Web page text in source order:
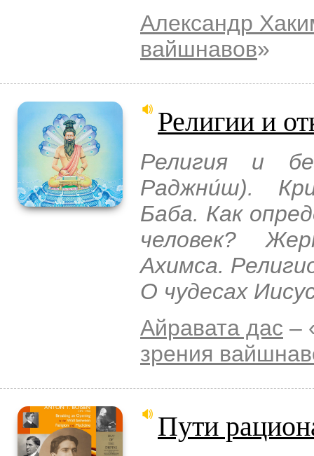
Александр
вайшнавов»
Религии и
Религия и
Раджни́ш).
Баба. Как
человек?
Ахимса.
О чудесах
Айравата дас –
зрения
Пути